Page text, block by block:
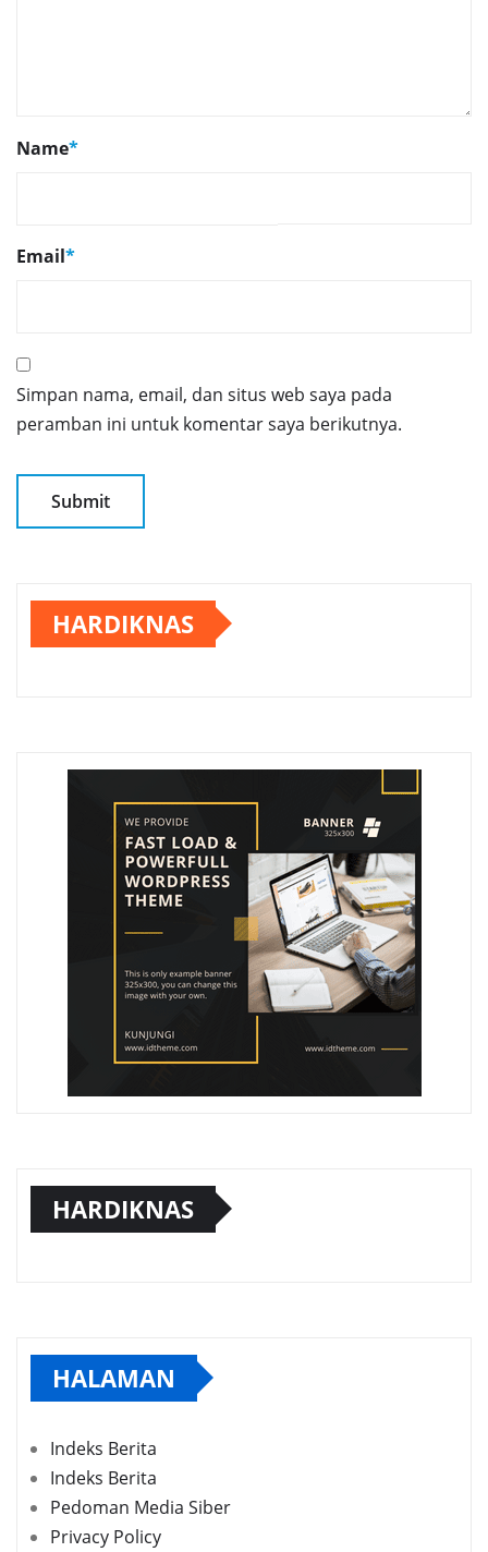
Name*
Email*
Simpan nama, email, dan situs web saya pada
peramban ini untuk komentar saya berikutnya.
HARDIKNAS
HARDIKNAS
HALAMAN
Indeks Berita
Indeks Berita
Pedoman Media Siber
Privacy Policy